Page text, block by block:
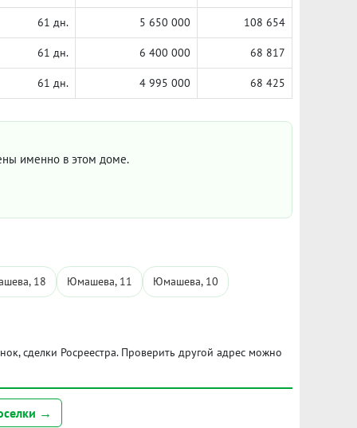
61 дн. 5 650 000 108 654
61 дн. 6 400 000 68 817
61 дн. 4 995 000 68 425
именно в этом доме.
18 Юмашева, 11 Юмашева, 10
сделки Росреестра. Проверить другой адрес можно
→